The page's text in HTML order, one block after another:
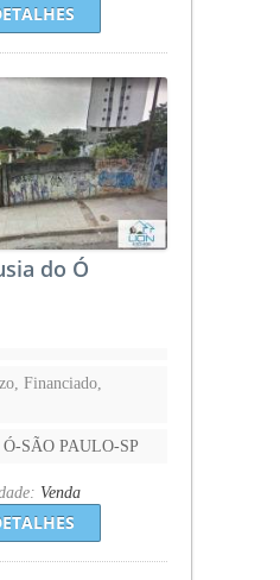
do Ó
Financiado,
SÃO PAULO-SP
Venda